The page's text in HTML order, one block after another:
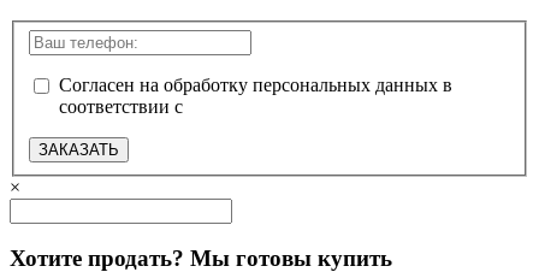
Согласен на обработку персональных данных в
соответствии с
ЗАКАЗАТЬ
×
Хотите продать? Мы готовы купить